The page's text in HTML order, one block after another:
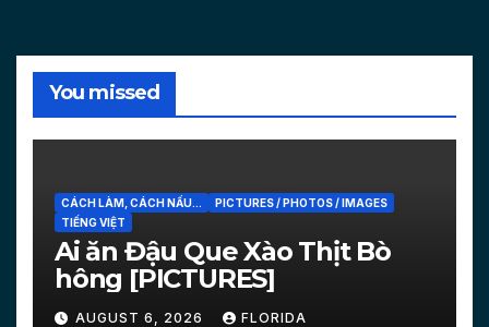
You missed
CÁCH LÀM, CÁCH NẤU...
PICTURES / PHOTOS / IMAGES
TIẾNG VIỆT
Ai ăn Đậu Que Xào Thịt Bò
hông [PICTURES]
AUGUST 6, 2026 FLORIDA